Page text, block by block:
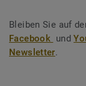
Bleiben Sie auf
Facebook und
Newsletter.